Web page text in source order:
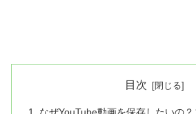
目次